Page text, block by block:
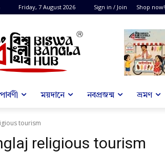
Friday, 7 August 2026 Sign in / Join Shop now!
পার্বণী ময়দানে নবপ্রজন্ম ভ্রমণ
tourism
religious tourism